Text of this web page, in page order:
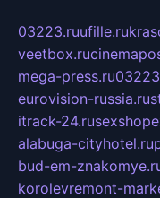
03223.ruufille.ru
veetbox.ru
mega-press.ru
eurovision-russia.ru
itrack-24.ru
alabuga-cityhotel.ru
bud-em-
korolevremont-